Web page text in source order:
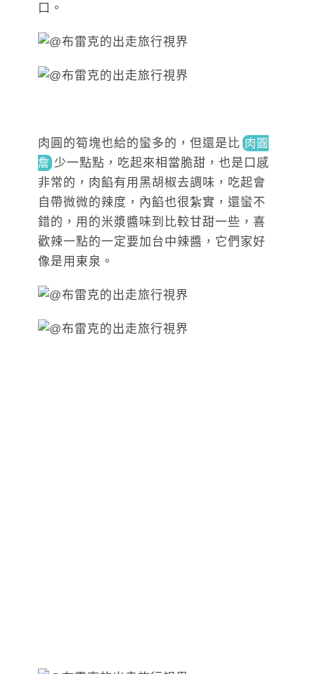
口。
肉圓的筍塊也給的蠻多的，但還是 比 肉圓
詹 少一點點，吃起來相當脆甜，也是口感
非常的，肉餡有用黑胡椒去調味，吃起會
自帶微微的辣度，內餡也很紮實，還蠻不
錯的，用的米漿醬味到比較甘甜一些，喜
歡辣一點的一定要加台中辣醬，它們家好
像是用東泉。